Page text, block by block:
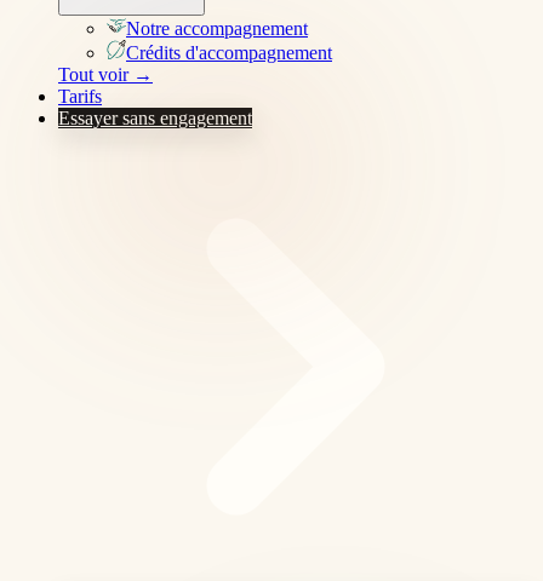
Notre accompagnement
Crédits d'accompagnement
Tout voir →
Tarifs
Essayer sans engagement